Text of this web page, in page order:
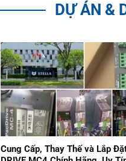
DỰ ÁN &
Cung Cấp, Thay Thế và Lắp